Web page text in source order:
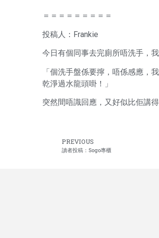
＝＝＝＝＝＝＝＝＝
投稿人：Frankie
今日有個同事去完廁所唔洗手，
「個洗手盤係要擰，唔係感應，
乾淨過水龍頭啩！」
突然間唔識回應，又好似比佢講
PREVIOUS
讀者投稿：Sogo專櫃